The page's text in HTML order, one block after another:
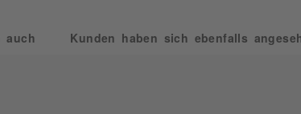
auch Kunden haben sich ebenfalls